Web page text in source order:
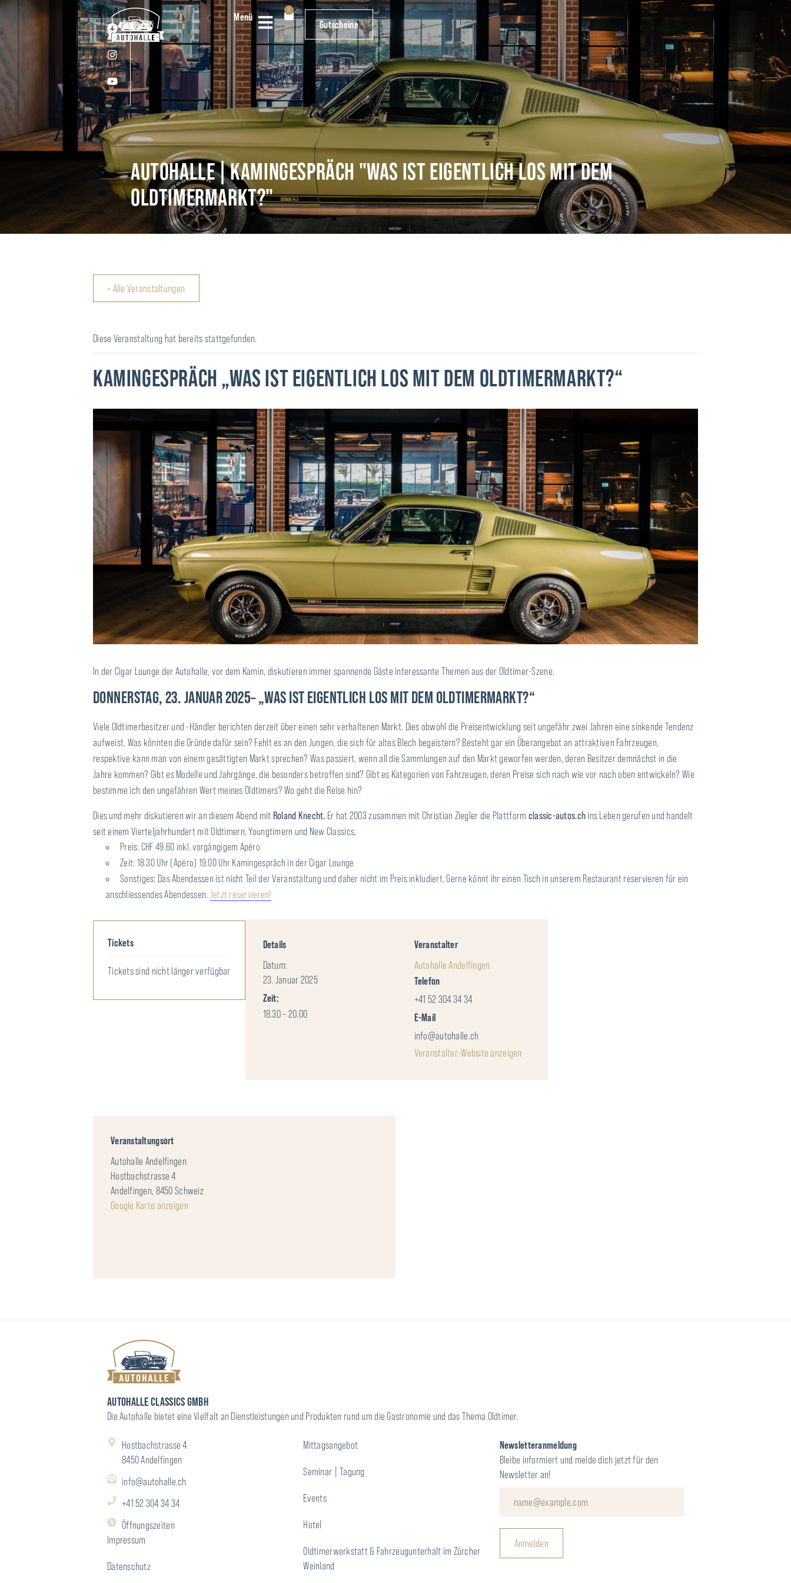
Menü
0
Gutscheine
Menü
0
Gutscheine
AUTOHALLE | KAMINGESPRÄCH "WAS IST EIGENTLICH LOS MIT DEM
OLDTIMERMARKT?"
« Alle Veranstaltungen
Diese Veranstaltung hat bereits stattgefunden.
KAMINGESPRÄCH „WAS IST EIGENTLICH LOS MIT DEM OLDTIMERMARKT?“
In der Cigar Lounge der Autohalle, vor dem Kamin, diskutieren immer spannende Gäste interessante Themen aus der Oldtimer-Szene.
DONNERSTAG, 23. JANUAR 2025– „WAS IST EIGENTLICH LOS MIT DEM OLDTIMERMARKT?“
Viele Oldtimerbesitzer und -Händler berichten derzeit über einen sehr verhaltenen Markt. Dies obwohl die Preisentwicklung seit ungefähr zwei Jahren eine sinkende Tendenz
aufweist. Was könnten die Gründe dafür sein? Fehlt es an den Jungen, die sich für altes Blech begeistern? Besteht gar ein Überangebot an attraktiven Fahrzeugen,
respektive kann man von einem gesättigten Markt sprechen? Was passiert, wenn all die Sammlungen auf den Markt geworfen werden, deren Besitzer demnächst in die
Jahre kommen? Gibt es Modelle und Jahrgänge, die besonders betroffen sind? Gibt es Kategorien von Fahrzeugen, deren Preise sich nach wie vor nach oben entwickeln? Wie
bestimme ich den ungefähren Wert meines Oldtimers? Wo geht die Reise hin?
Dies und mehr diskutieren wir an diesem Abend mitRoland Knecht. Er hat 2003 zusammen mit Christian Ziegler die Plattform classic-autos.chins Leben gerufen und handelt
seit einem Vierteljahrhundert mit Oldtimern, Youngtimern und New Classics.
Preis: CHF 49.60 inkl. vorgängigem Apéro
Zeit: 18.30 Uhr (Apéro) 19.00 Uhr Kamingespräch in der Cigar Lounge
Sonstiges: Das Abendessen ist nicht Teil der Veranstaltung und daher nicht im Preis inkludiert. Gerne könnt ihr einen Tisch in unserem Restaurant reservieren für ein
anschliessendes Abendessen. Jetzt reservieren!
Details
Datum:
23. Januar 2025
Zeit:
18.30 – 20.00
Veranstalter
Autohalle Andelfingen
Telefon
+41 52 304 34 34
E-Mail
info@autohalle.ch
Veranstalter-Website anzeigen
Veranstaltungsort
Autohalle Andelfingen
Hostbachstrasse 4
Andelfingen, 8450Schweiz
Google Karte anzeigen
Tickets
Tickets sind nicht länger verfügbar
AUTOHALLE CLASSICS GMBH
Die Autohalle bietet eine Vielfalt an Dienstleistungen und Produkten rund um die Gastronomie und das Thema Oldtimer.
Hostbachstrasse 4
8450 Andelfingen
info@autohalle.ch
+41 52 304 34 34
Öffnungszeiten
Impressum
Datenschutz
Mittagsangebot
Seminar | Tagung
Events
Hotel
Oldtimerwerkstatt & Fahrzeugunterhalt im Zürcher
Weinland
Newsletteranmeldung
Bleibe informiert und melde dich jetzt für den
Newsletter an!
Anmelden